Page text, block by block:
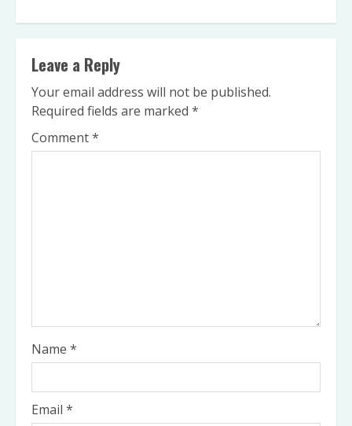
Leave a Reply
Your email address will not be published.
Required fields are marked *
Comment*
Name *
Email *